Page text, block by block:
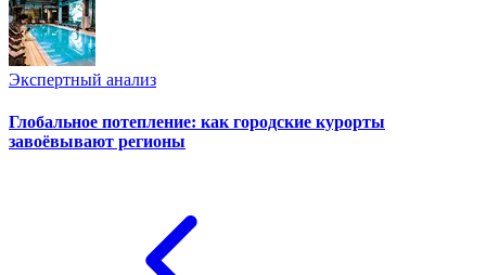
Экспертный анализ
Глобальное потепление: как городские курорты
завоёвывают регионы